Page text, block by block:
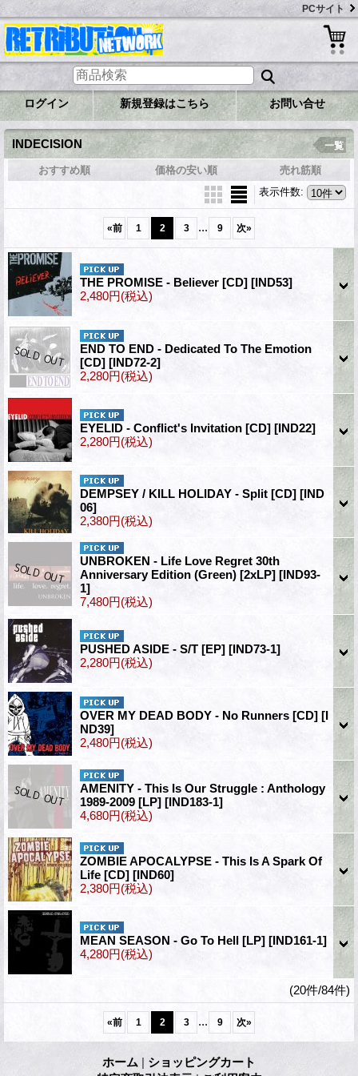
PCサイト
ログイン 新規登録はこちら お問い合せ
INDECISION 一覧
おすすめ順 価格の安い順
売れ筋順
表示件数:
«前 1 2 3 ... 9 次»
THE PROMISE - Believer [CD] [IND53]
2,480円(税込)
END TO END - Dedicated To The Emotion
[CD] [IND72-2]
2,280円(税込)
EYELID - Conflict's Invitation [CD] [IND22]
2,280円(税込)
DEMPSEY / KILL HOLIDAY - Split [CD] [IND
06]
2,380円(税込)
UNBROKEN - Life Love Regret 30th
Anniversary Edition (Green) [2xLP] [IND93-
1]
7,480円(税込)
PUSHED ASIDE - S/T [EP] [IND73-1]
2,280円(税込)
OVER MY DEAD BODY - No Runners [CD] [I
ND39]
2,480円(税込)
AMENITY - This Is Our Struggle : Anthology
1989-2009 [LP] [IND183-1]
4,680円(税込)
ZOMBIE APOCALYPSE - This Is A Spark Of
Life [CD] [IND60]
2,380円(税込)
MEAN SEASON - Go To Hell [LP] [IND161-1]
4,280円(税込)
(20件/84件)
«前 1 2 3 ... 9 次»
ホーム | ショッピングカート